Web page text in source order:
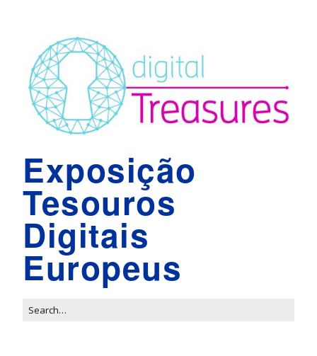
Exposição
Tesouros
Digitais
Europeus